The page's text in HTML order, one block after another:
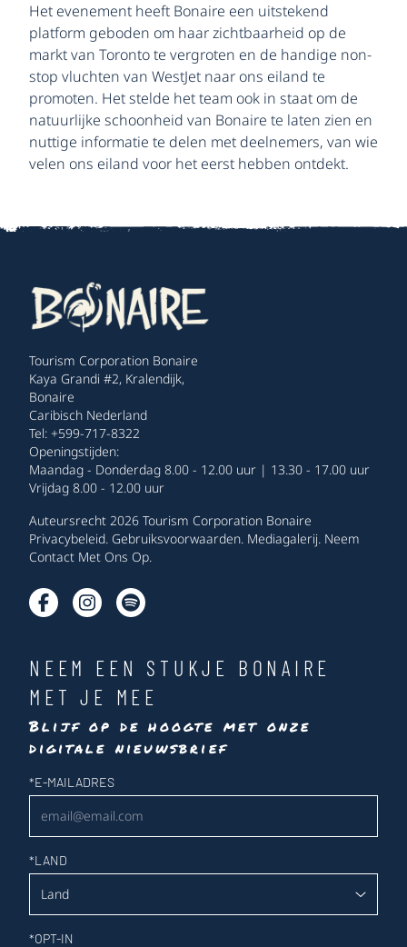
Het evenement heeft Bonaire een uitstekend
platform geboden om haar zichtbaarheid op de
markt van Toronto te vergroten en de handige non-
stop vluchten van WestJet naar ons eiland te
promoten. Het stelde het team ook in staat om de
natuurlijke schoonheid van Bonaire te laten zien en
nuttige informatie te delen met deelnemers, van wie
velen ons eiland voor het eerst hebben ontdekt.
Tourism Corporation Bonaire
Kaya Grandi #2, Kralendijk,
Bonaire
Caribisch Nederland
Tel: +599-717-8322
Openingstijden:
Maandag - Donderdag 8.00 - 12.00 uur | 13.30 - 17.00 uur
Vrijdag 8.00 - 12.00 uur
Auteursrecht 2026 Tourism Corporation Bonaire
Privacybeleid. Gebruiksvoorwaarden. Mediagalerij. Neem
Contact Met Ons Op.
NEEM EEN STUKJE BONAIRE
MET JE MEE
Blijf op de hoogte met onze
digitale nieuwsbrief
Nieuwsbrief
*E-MAILADRES
*LAND
*OPT-IN